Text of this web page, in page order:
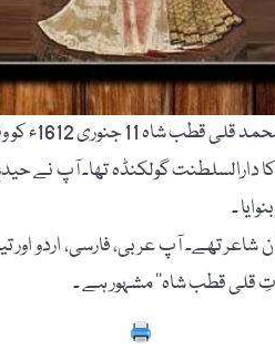
1612ء کو وفات پاگئے۔
گولکنڈہ تھا۔ آپ نے
۔
تھے۔ آپ عربی، فارسی، اردو اور
قلی قطب شاہ‘‘ مشہور ہے ۔